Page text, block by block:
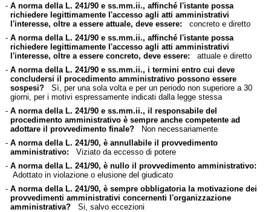
- A norma della L. 241/90 e ss.mm.ii., affinché l'istante possa
richiedere legittimamente l'accesso agli atti amministrativi
l'interesse, oltre a essere attuale, deve essere: concreto e diretto
- A norma della L. 241/90 e ss.mm.ii., affinché l'istante possa
richiedere legittimamente l'accesso agli atti amministrativi
l'interesse, oltre a essere concreto, deve essere: attuale e diretto
- A norma della L. 241/90 e ss.mm.ii., i termini entro cui deve
concludersi il procedimento amministrativo possono essere
sospesi?Sì, per una sola volta e per un periodo non superiore a 30
giorni, per i motivi espressamente indicati dalla legge stessa
- A norma della L. 241/90 e ss.mm.ii., il responsabile del
procedimento amministrativo è sempre anche competente ad
adottare il provvedimento finale?Non necessariamente
- A norma della L. 241/90, è annullabile il provvedimento
amministrativo: Viziato da eccesso di potere
- A norma della L. 241/90, è nullo il provvedimento amministrativo:
Adottato in violazione o elusione del giudicato
- A norma della L. 241/90, è sempre obbligatoria la motivazione dei
provvedimenti amministrativi concernenti l'organizzazione
amministrativa?Si, salvo eccezioni